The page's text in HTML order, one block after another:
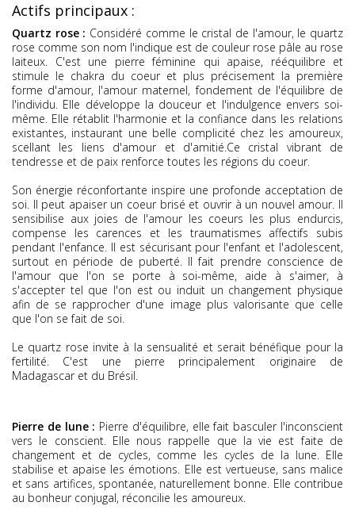
Actifs principaux :
Quartz rose : Considéré comme le cristal de l'amour, le quartz
rose comme son nom l'indique est de couleur rose pâle au rose
laiteux. C'est une pierre féminine qui apaise, rééquilibre et
stimule le chakra du coeur et plus précisement la première
forme d'amour, l'amour maternel, fondement de l'équilibre de
l'individu. Elle développe la douceur et l'indulgence envers soi-
même. Elle rétablit l'harmonie et la confiance dans les relations
existantes, instaurant une belle complicité chez les amoureux,
scellant les liens d'amour et d'amitié.Ce cristal vibrant de
tendresse et de paix renforce toutes les régions du coeur.
Son énergie réconfortante inspire une profonde acceptation de
soi. Il peut apaiser un coeur brisé et ouvrir à un nouvel amour. Il
sensibilise aux joies de l'amour les coeurs les plus endurcis,
compense les carences et les traumatismes affectifs subis
pendant l'enfance. Il est sécurisant pour l'enfant et l'adolescent,
surtout en période de puberté. Il fait prendre conscience de
l'amour que l'on se porte à soi-même, aide à s'aimer, à
s'accepter tel que l'on est ou induit un changement physique
afin de se rapprocher d'une image plus valorisante que celle
que l'on se fait de soi.
Le quartz rose invite à la sensualité et serait bénéfique pour la
fertilité. C'est une pierre principalement originaire de
Madagascar et du Brésil.
Pierre de lune : Pierre d'équilibre, elle fait basculer l'inconscient
vers le conscient. Elle nous rappelle que la vie est faite de
changement et de cycles, comme les cycles de la lune. Elle
stabilise et apaise les émotions. Elle est vertueuse, sans malice
et sans artifices, spontanée, naturellement bonne. Elle contribue
au bonheur conjugal, réconcilie les amoureux.